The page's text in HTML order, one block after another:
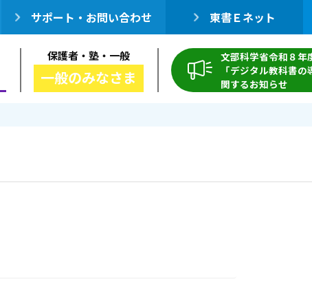
サポート・お問い合わせ 東書Ｅネット
保護者・塾・一般
一般のみなさま
文部科学省令和８年
「デジタル教科書の
関するお知らせ